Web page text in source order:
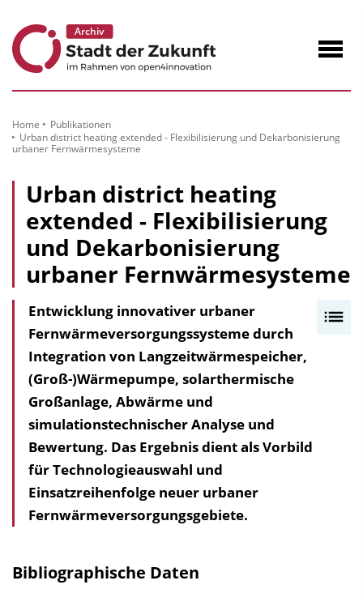
Inhalt
Home
Publikationen
Urban district heating extended - Flexibilisierung und Dekarbonisierung
urbaner Fernwärmesysteme
Urban district heating
extended - Flexibilisierung
und Dekarbonisierung
urbaner Fernwärmesysteme
Entwicklung innovativer urbaner
Fernwärmeversorgungssysteme durch
Integration von Langzeitwärmespeicher,
(Groß-)Wärmepumpe, solarthermische
Großanlage, Abwärme und
simulationstechnischer Analyse und
Bewertung. Das Ergebnis dient als Vorbild
für Technologieauswahl und
Einsatzreihenfolge neuer urbaner
Fernwärmeversorgungsgebiete.
Bibliographische Daten